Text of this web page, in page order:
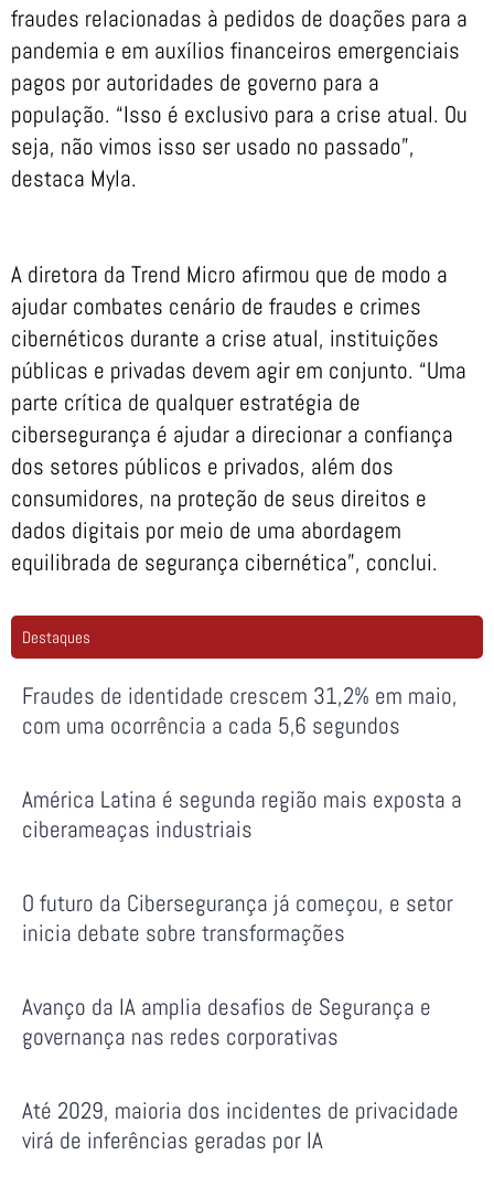
fraudes relacionadas à pedidos de doações para a
pandemia e em auxílios financeiros emergenciais
pagos por autoridades de governo para a
população. “Isso é exclusivo para a crise atual. Ou
seja, não vimos isso ser usado no passado”,
destaca Myla.
A diretora da Trend Micro afirmou que de modo a
ajudar combates cenário de fraudes e crimes
cibernéticos durante a crise atual, instituições
públicas e privadas devem agir em conjunto. “Uma
parte crítica de qualquer estratégia de
cibersegurança é ajudar a direcionar a confiança
dos setores públicos e privados, além dos
consumidores, na proteção de seus direitos e
dados digitais por meio de uma abordagem
equilibrada de segurança cibernética”, conclui.
Destaques
Fraudes de identidade crescem 31,2% em maio,
com uma ocorrência a cada 5,6 segundos
América Latina é segunda região mais exposta a
ciberameaças industriais
O futuro da Cibersegurança já começou, e setor
inicia debate sobre transformações
Avanço da IA amplia desafios de Segurança e
governança nas redes corporativas
Até 2029, maioria dos incidentes de privacidade
virá de inferências geradas por IA